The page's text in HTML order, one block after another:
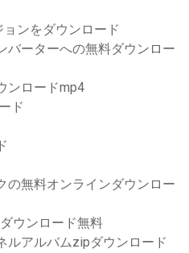
ョンをダウンロード
バーターへの無料ダウンロー
ンロードmp4
ド
の無料オンラインダウンロー
ウンロード無料
ルアルバムzipダウンロード